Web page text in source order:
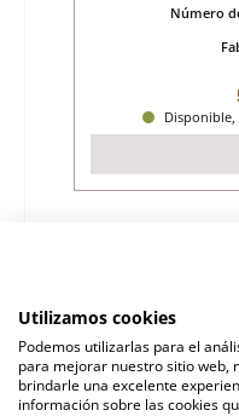
Número
Disponible,
Utilizamos cookies
Podemos utilizarlas para el
para mejorar nuestro sitio web,
brindarle una excelente
información sobre las cookies